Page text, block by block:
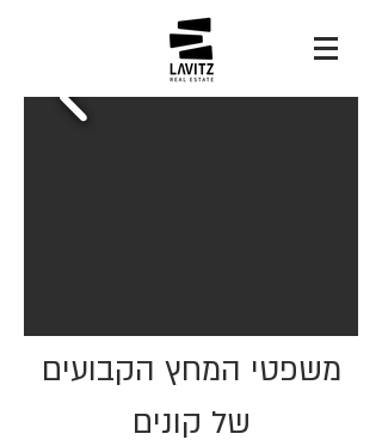
משפטי המחץ הקבועים
של קונים